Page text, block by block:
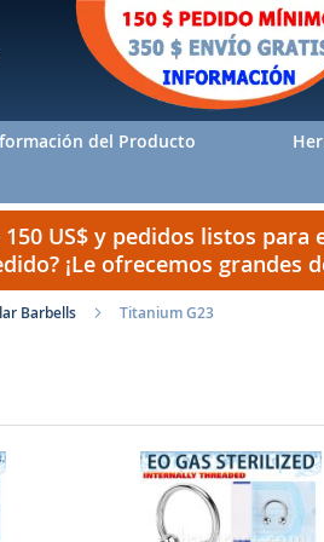
del Producto
US$ y pedidos listos
¡Le ofrecemos grandes
Barbells Titanium G23